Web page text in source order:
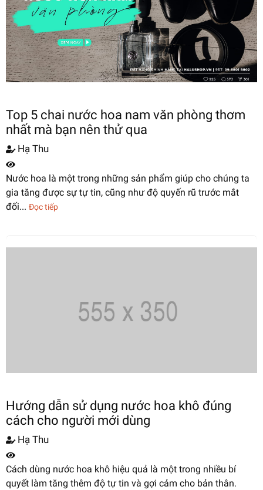
Top 5 chai nước hoa nam văn phòng thơm
nhất mà bạn nên thử qua
Hạ Thu
Nước hoa là một trong những sản phẩm giúp cho chúng ta
gia tăng được sự tự tin, cũng như độ quyến rũ trước mắt
đối... Đọc tiếp
Hướng dẫn sử dụng nước hoa khô đúng
cách cho người mới dùng
Hạ Thu
Cách dùng nước hoa khô hiệu quả là một trong nhiều bí
quyết làm tăng thêm độ tự tin và gợi cảm cho bản thân.